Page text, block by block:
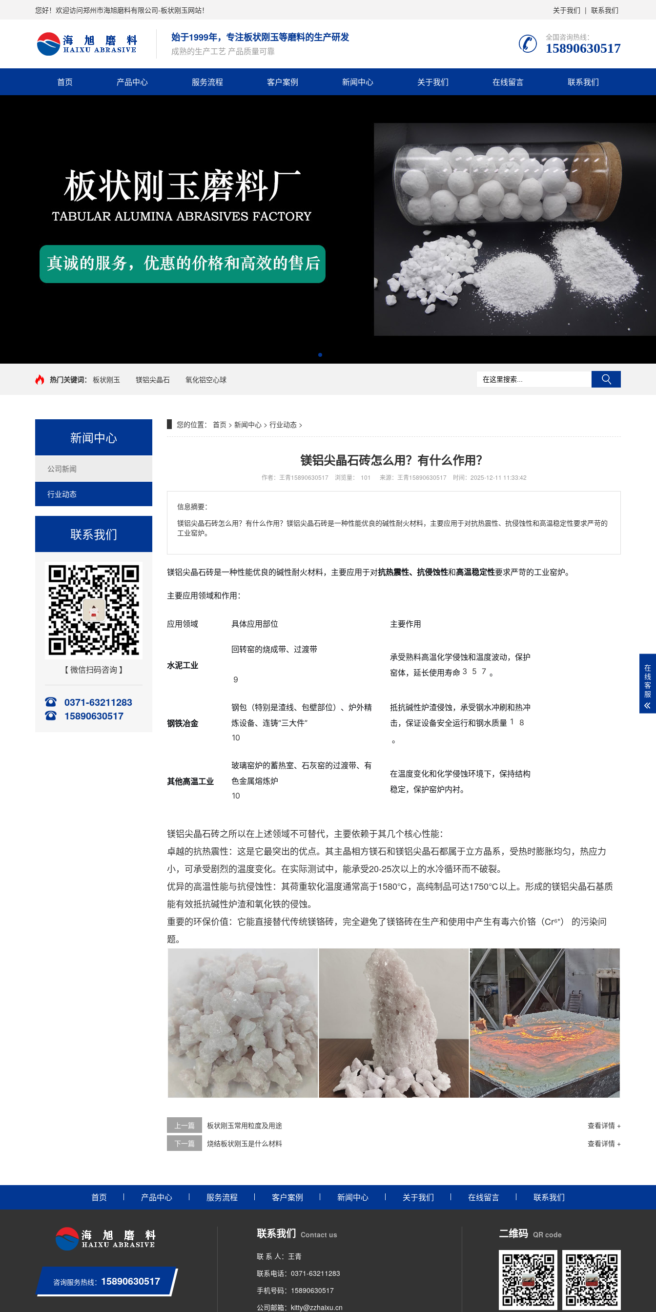
您好！欢迎访问郑州市海旭磨料有限公司-板状刚玉网站！ 关于我们 | 联系我们
始于1999年，专注板状刚玉等磨料的生产研发
成熟的生产工艺 产品质量可靠
全国咨询热线：
15890630517
首页 产品中心 服务流程 客户案例 新闻中心 关于我们 在线留言 联系我们
热门关键词： 板状刚玉 镁铝尖晶石 氧化铝空心球
新闻中心
公司新闻
行业动态
联系我们
【 微信扫码咨询 】
0371-63211283
15890630517
您的位置： 首页 > 新闻中心 > 行业动态 >
镁铝尖晶石砖怎么用？有什么作用？
作者：王青15890630517 浏览量： 101 来源：王青15890630517 时间：2025-12-11 11:33:42
信息摘要：
镁铝尖晶石砖怎么用？有什么作用？镁铝尖晶石砖是一种性能优良的碱性耐火材料，主要应用于对抗热震性、抗侵蚀性和高温稳定性要求严苛的
工业窑炉。
镁铝尖晶石砖是一种性能优良的碱性耐火材料，主要应用于对抗热震性、抗侵蚀性和高温稳定性要求严苛的工业窑炉。
主要应用领域和作用：
应用领域 具体应用部位 主要作用
水泥工业
回转窑的烧成带、过渡带
9
承受熟料高温化学侵蚀和温度波动，保护
窑体，延长使用寿命 3 5 7 。
钢铁冶金
钢包（特别是渣线、包壁部位）、炉外精
炼设备、连铸“三大件”
10
抵抗碱性炉渣侵蚀，承受钢水冲刷和热冲
击，保证设备安全运行和钢水质量 1
8
。
其他高温工业
玻璃窑炉的蓄热室、石灰窑的过渡带、有
色金属熔炼炉
10
在温度变化和化学侵蚀环境下，保持结构
稳定，保护窑炉内衬。
镁铝尖晶石砖之所以在上述领域不可替代，主要依赖于其几个核心性能：
卓越的抗热震性：这是它最突出的优点。其主晶相方镁石和镁铝尖晶石都属于立方晶系，受热时膨胀均匀，热应力
小，可承受剧烈的温度变化。在实际测试中，能承受20-25次以上的水冷循环而不破裂。
优异的高温性能与抗侵蚀性：其荷重软化温度通常高于1580℃，高纯制品可达1750℃以上。形成的镁铝尖晶石基质
能有效抵抗碱性炉渣和氧化铁的侵蚀。
重要的环保价值：它能直接替代传统镁铬砖，完全避免了镁铬砖在生产和使用中产生有毒六价铬（Cr⁶⁺） 的污染问
题。
上一篇 查看详情 +
板状刚玉常用粒度及用途
下一篇
查看详情 +
烧结板状刚玉是什么材料
首页 产品中心 服务流程 客户案例 新闻中心 关于我们 在线留言 联系我们
咨询服务热线： 15890630517
联系我们 Contact us
联 系 人：王青
联系电话：0371-63211283
手机号码：15890630517
公司邮箱：kitty@zzhaixu.cn
二维码 QR code
在
线
客
服